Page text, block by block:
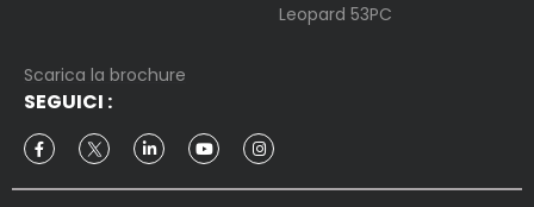
Leopard 53PC
Scarica la brochure
SEGUICI :